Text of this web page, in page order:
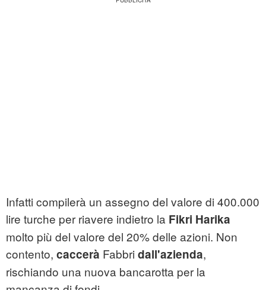
Infatti compilerà un assegno del valore di 400.000
lire turche per riavere indietro la Fikri Harika
molto più del valore del 20% delle azioni. Non
contento, caccerà Fabbri dall'azienda,
rischiando una nuova bancarotta per la